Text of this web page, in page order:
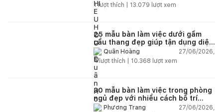
1lượt thích | 13.079 lượt xem
25 mẫu bàn làm việc dưới gầm
cầu thang đẹp giúp tận dụng diện
tích tưởng chừng bị bỏ quên
Quân Hoàng
27/06/2026,
4lượt thích | 10.368 lượt xem
30 mẫu bàn làm việc trong phòng
ngủ đẹp với nhiều cách bố trí
thông minh cho mọi diện tích
Phương Trang
27/06/2026,